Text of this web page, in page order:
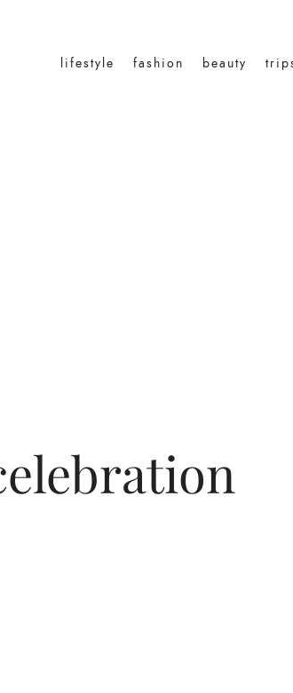
lifestyle fashion beauty